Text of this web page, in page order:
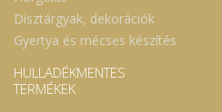
Dísztárgyak, dekorációk
Gyertya és mécses készítés
HULLADÉKMENTES
TERMÉKEK